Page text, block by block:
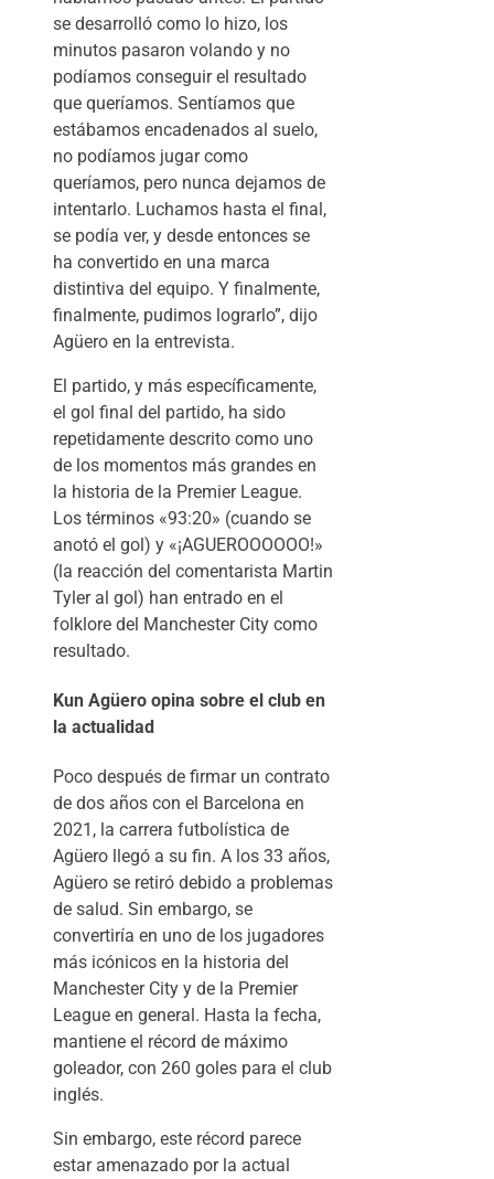
se desarrolló como lo hizo, los
minutos pasaron volando y no
podíamos conseguir el resultado
que queríamos. Sentíamos que
estábamos encadenados al suelo,
no podíamos jugar como
queríamos, pero nunca dejamos de
intentarlo. Luchamos hasta el final,
se podía ver, y desde entonces se
ha convertido en una marca
distintiva del equipo. Y finalmente,
finalmente, pudimos lograrlo”, dijo
Agüero en la entrevista.
El partido, y más específicamente,
el gol final del partido, ha sido
repetidamente descrito como uno
de los momentos más grandes en
la historia de la Premier League.
Los términos «93:20» (cuando se
anotó el gol) y «¡AGUEROOOOOO!»
(la reacción del comentarista Martin
Tyler al gol) han entrado en el
folklore del Manchester City como
resultado.
Kun Agüero opina sobre el club en
la actualidad
Poco después de firmar un contrato
de dos años con el Barcelona en
2021, la carrera futbolística de
Agüero llegó a su fin. A los 33 años,
Agüero se retiró debido a problemas
de salud. Sin embargo, se
convertiría en uno de los jugadores
más icónicos en la historia del
Manchester City y de la Premier
League en general. Hasta la fecha,
mantiene el récord de máximo
goleador, con 260 goles para el club
inglés.
Sin embargo, este récord parece
estar amenazado por la actual